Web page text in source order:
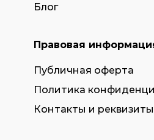
Блог
Правовая
Публичная оферта
Политика
Контакты и реквизиты